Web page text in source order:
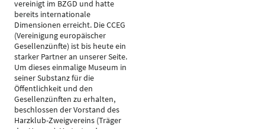
vereinigt im BZGD und hatte
bereits internationale
Dimensionen erreicht. Die CCEG
(Vereinigung europäischer
Gesellenzünfte) ist bis heute ein
starker Partner an unserer Seite.
Um dieses einmalige Museum in
seiner Substanz für die
Öffentlichkeit und den
Gesellenzünften zu erhalten,
beschlossen der Vorstand des
Harzklub-Zweigvereins (Träger